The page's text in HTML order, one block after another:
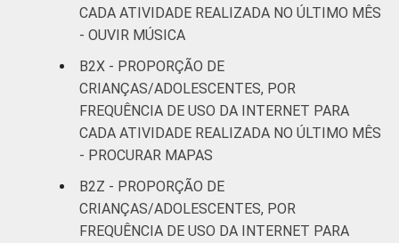
CADA ATIVIDADE REALIZADA NO ÚLTIMO MÊS
- OUVIR MÚSICA
B2X - PROPORÇÃO DE
CRIANÇAS/ADOLESCENTES, POR
FREQUÊNCIA DE USO DA INTERNET PARA
CADA ATIVIDADE REALIZADA NO ÚLTIMO MÊS
- PROCURAR MAPAS
B2Z - PROPORÇÃO DE
CRIANÇAS/ADOLESCENTES, POR
FREQUÊNCIA DE USO DA INTERNET PARA